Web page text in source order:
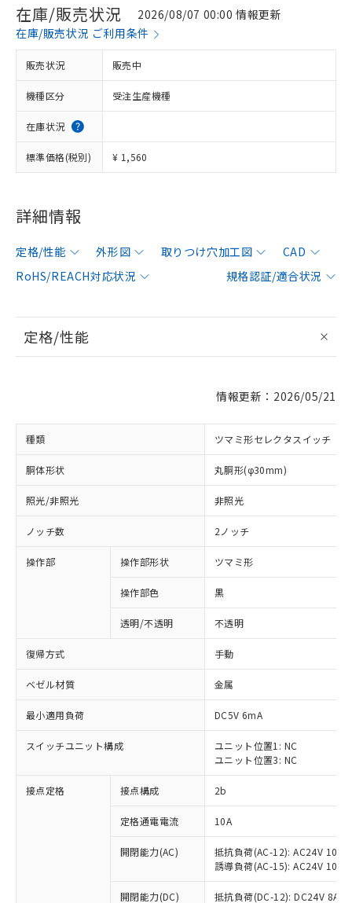
在庫/販売状況
2026/08/07 00:00 情報更新
在庫/販売状況 ご利用条件
販売状況 販売中
機種区分 受注生産機種
在庫状況
標準価格(税別) ¥ 1,560
詳細情報
定格/性能 外形図 取りつけ穴加工図
CAD
RoHS/REACH対応状況
規格認証/適合状況
定格/性能
情報更新：2026/05/21
種類 ツマミ形セレクタスイッチ
胴体形状 丸胴形(φ30mm)
照光/非照光 非照光
ノッチ数 2ノッチ
操作部 操作部形状 ツマミ形
操作部色 黒
透明/不透明 不透明
復帰方式 手動
ベゼル材質 金属
最小適用負荷 DC5V 6mA
スイッチユニット構成
ユニット位置1: NC
ユニット位置3: NC
接点定格 接点構成 2b
定格通電電流 10A
開閉能力(AC)
抵抗負荷(AC-12): AC24V 10A/
誘導負荷(AC-15): AC24V
開閉能力(DC) 抵抗負荷(DC-12): DC24V 8A/
ご利用条件
※1 対応状況
対応済み：EU RoHS指令（10物質）の
非含有に対応した製品が提供可能な商品で
対応予定：EU RoHS指令（10物質）の非含
有に対応した製品に切り替える予定のある